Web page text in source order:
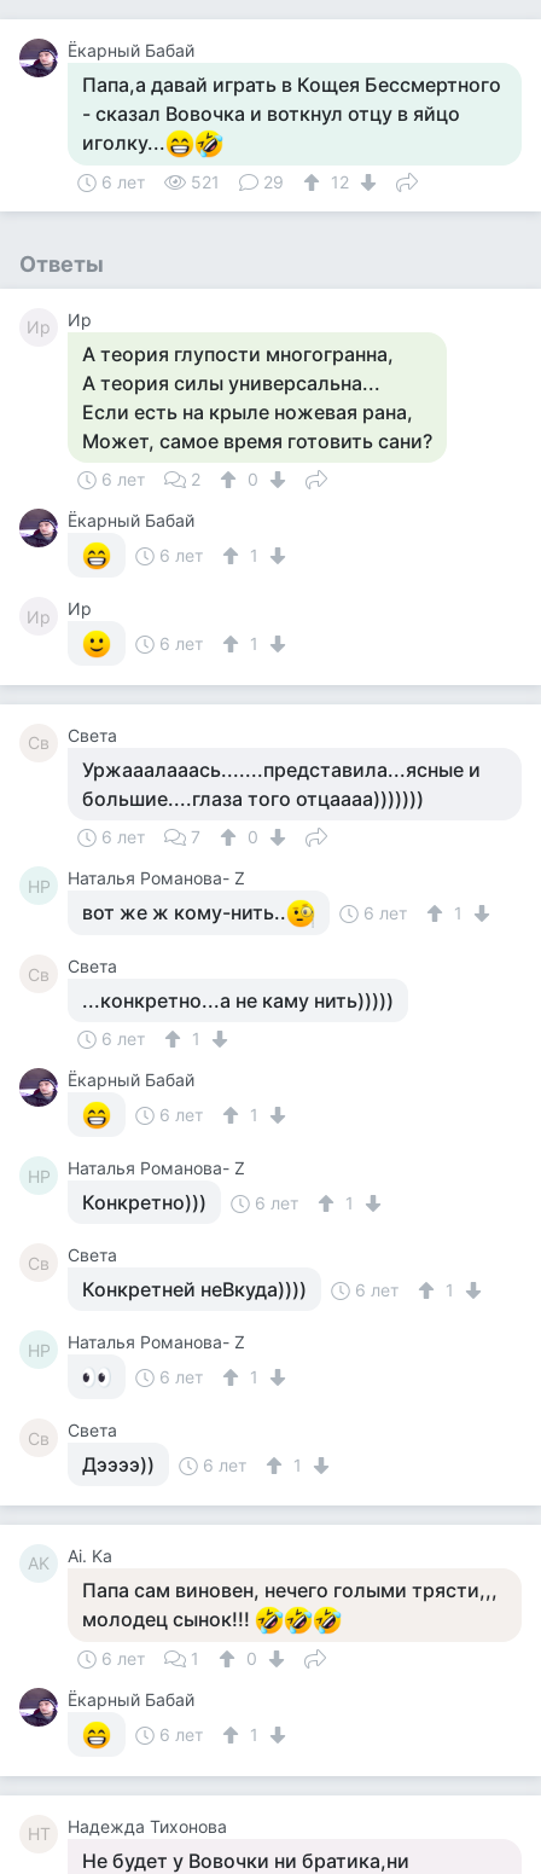
Ёкарный Бабай
Папа,а давай играть в Кощея Бессмертного
- сказал Вовочка и воткнул отцу в яйцо
иголку...
6 лет 521 29 12
Ответы
Ир Ир
А теория глупости многогранна,
А теория силы универсальна...
Если есть на крыле ножевая рана,
Может, самое время готовить сани?
6 лет 2
0
Ёкарный Бабай
6 лет
1
Ир
Ир
6 лет
1
Св Света
Уржааалааась.......представила...ясные и
большие....глаза того отцаааа)))))))
6 лет 7 0
НР Наталья Романова- Z
вот же ж кому-нить.. 6 лет 1
Св Света
...конкретно...а не каму нить)))))
6 лет
1
Ёкарный Бабай
6 лет
1
НР Наталья Романова- Z
Конкретно))) 6 лет 1
Св Света
Конкретней неВкуда)))) 6 лет 1
НР
Наталья Романова- Z
6 лет
1
Св Света
Дээээ)) 6 лет 1
AK Ai. Ka
Папа сам виновен, нечего голыми трясти,,,
молодец сынок!!!
6 лет 1
0
Ёкарный Бабай
6 лет
1
НТ Надежда Тихонова
Не будет у Вовочки ни братика,ни